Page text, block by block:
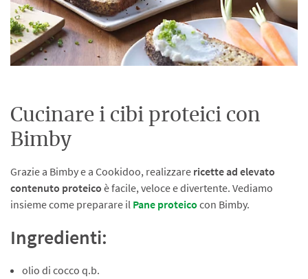
Cucinare i cibi proteici con
Bimby
Grazie a Bimby e a Cookidoo, realizzare ricette ad elevato
contenuto proteico è facile, veloce e divertente. Vediamo
insieme come preparare il Pane proteico con Bimby.
Ingredienti:
olio di cocco q.b.